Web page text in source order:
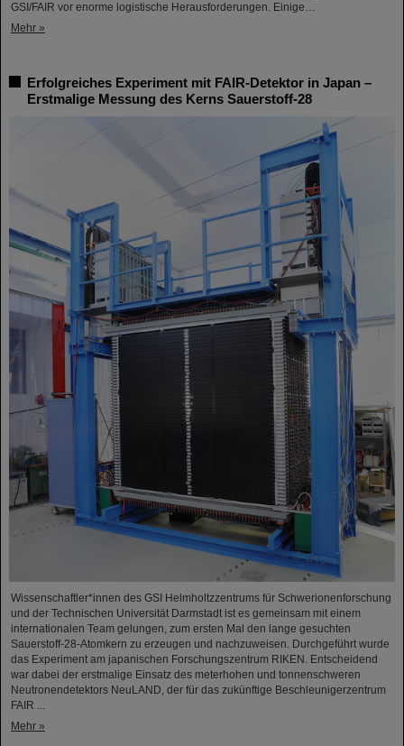
GSI/FAIR vor enorme logistische Herausforderungen. Einige…
Mehr »
Erfolgreiches Experiment mit FAIR-Detektor in Japan –
Erstmalige Messung des Kerns Sauerstoff-28
Wissenschaftler*innen des GSI Helmholtzzentrums für Schwerionenforschung
und der Technischen Universität Darmstadt ist es gemeinsam mit einem
internationalen Team gelungen, zum ersten Mal den lange gesuchten
Sauerstoff-28-Atomkern zu erzeugen und nachzuweisen. Durchgeführt wurde
das Experiment am japanischen Forschungszentrum RIKEN. Entscheidend
war dabei der erstmalige Einsatz des meterhohen und tonnenschweren
Neutronendetektors NeuLAND, der für das zukünftige Beschleunigerzentrum
FAIR ...
Mehr »